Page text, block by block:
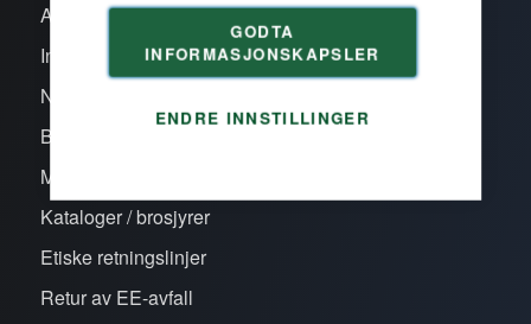
GODTA
INFORMASJONSKAPSLER
ENDRE INNSTILLINGER
Aktiviteter
Inspirasjon
Nye produkter
Bli kunde
Merker
Kataloger / brosjyrer
Etiske retningslinjer
Retur av EE-avfall